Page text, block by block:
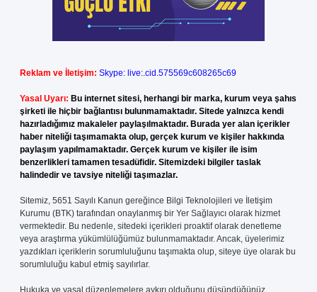
Reklam ve İletişim: Skype: live:.cid.575569c608265c69
Yasal Uyarı: Bu internet sitesi, herhangi bir marka, kurum veya şahıs
şirketi ile hiçbir bağlantısı bulunmamaktadır. Sitede yalnızca kendi
hazırladığımız makaleler paylaşılmaktadır. Burada yer alan içerikler
haber niteliği taşımamakta olup, gerçek kurum ve kişiler hakkında
paylaşım yapılmamaktadır. Gerçek kurum ve kişiler ile isim
benzerlikleri tamamen tesadüfidir. Sitemizdeki bilgiler taslak
halindedir ve tavsiye niteliği taşımazlar.
Sitemiz, 5651 Sayılı Kanun gereğince Bilgi Teknolojileri ve İletişim
Kurumu (BTK) tarafından onaylanmış bir Yer Sağlayıcı olarak hizmet
vermektedir. Bu nedenle, sitedeki içerikleri proaktif olarak denetleme
veya araştırma yükümlülüğümüz bulunmamaktadır. Ancak, üyelerimiz
yazdıkları içeriklerin sorumluluğunu taşımakta olup, siteye üye olarak bu
sorumluluğu kabul etmiş sayılırlar.
Hukuka ve yasal düzenlemelere aykırı olduğunu düşündüğünüz